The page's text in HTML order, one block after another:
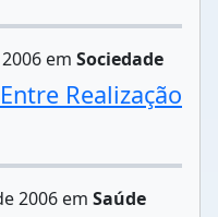
em Sociedade
Realização
2006 em Saúde